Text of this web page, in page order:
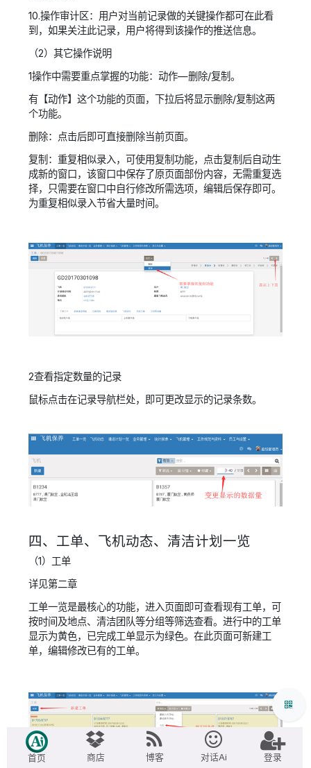
10.操作审计区：用户对当前记录做的关键操作都可在此看
到，如果关注此记录，用户将得到该操作的推送信息。
（2）其它操作说明
1操作中需要重点掌握的功能：动作—删除/复制。
有【动作】这个功能的页面，下拉后将显示删除/复制这两
个功能。
删除：
点击后即可直接删除当前页面。
复制： 重复相似录入，可使用复制功能，点击复制后自动生
成新的窗口，该窗口中保存了原页面部份内容，无需重复选
择，只需要在窗口中自行修改所需选项，编辑后保存即可。
为重复相似录入节省大量时间。
2查看指定数量的记录
鼠标点击在记录导航栏处，即可更改显示的记录条数。
四、工单、飞机动态、清洁计划一览
（1）工单
详见第二章
工单一览是最核心的功能，进入页面即可查看现有工单，可
按时间及地点、清洁团队等分组等筛选查看。进行中的工单
显示为黄色，已完成工单显示为绿色。在此页面可新建工
单，编辑修改已有的工单。
首页 商店 博客 对话Ai 登录